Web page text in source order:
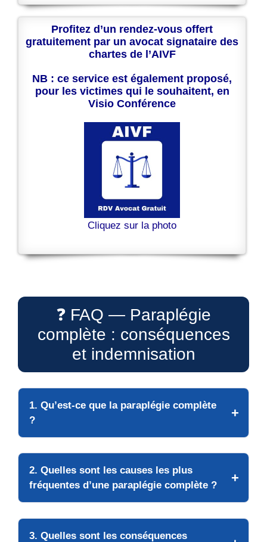
Profitez d’un rendez-vous offert
gratuitement par un avocat signataire des
chartes de l’AIVF
NB : ce service est également proposé,
pour les victimes qui le souhaitent, en
Visio Conférence
Cliquez sur la photo
❓ FAQ — Paraplégie
complète : conséquences
et indemnisation
1. Qu’est-ce que la paraplégie complète
?
2. Quelles sont les causes les plus
fréquentes d’une paraplégie complète ?
3. Quelles sont les conséquences